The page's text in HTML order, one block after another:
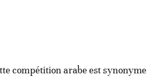
compétition arabe est synonyme